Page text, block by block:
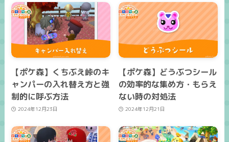
【ポケ森】くちぶえ峠のキ
ャンパーの入れ替え方と強
制的に呼ぶ方法
2024年12月23日
【ポケ森】どうぶつシール
の効率的な集め方・もらえ
ない時の対処法
2024年12月21日